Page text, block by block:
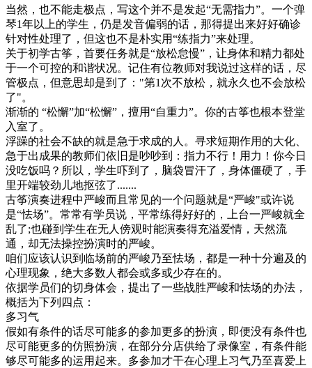
当然，也不能走极点，写这个并不是发起“无需指力”。一个弹
琴1年以上的学生，仍是发音偏弱的话，那得提出来好好确诊
针对性处理了，但这也不是朴实用“练指力”来处理。
关于初学古筝，首要任务就是“放松怠慢”，让身体和精力都处
于一个可控的和谐状况。记住有位教师对我说过这样的话，尽
管极点，但意思却是到了："第1次不放松，就永久也不会放松
了"。
渐渐的 “松懈”加“松懈”，擅用“自重力”。你的古筝也根本登堂
入室了。
浮躁的社会不缺的就是急于求成的人。寻求短期作用的大化、
急于出成果的教师们依旧是吵吵到：指力不行！用力！你今日
没吃饭吗？所以，学生吓到了，脑袋冒汗了，身体僵硬了，手
里开端较劲儿地抠弦了.......
古筝演奏进程中严峻而且常见的一个问题就是“严峻"或许说
是“怯场”。常常有学员说，平常练得好好的，上台一严峻就全
乱了;也碰到学生在无人傍观时能演奏得充溢爱情，天然流
通，却无法操控扮演时的严峻。
咱们应该认识到临场前的严峻乃至怯场，都是一种十分遍及的
心理现象，绝大多数人都会或多或少存在的。
依据学员们的切身体会，提出了一些战胜严峻和怯场的办法，
概括为下列四点：
多习气
假如有条件的话尽可能多的参加更多的扮演，即便没有条件也
尽可能更多的仿照扮演，在部分分店供给了录像室，有条件能
够尽可能多的运用起来。多参加才干在心理上习气乃至喜爱上